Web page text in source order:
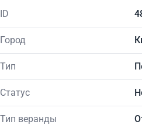
ID
Город
Тип
Статус
Тип веранды